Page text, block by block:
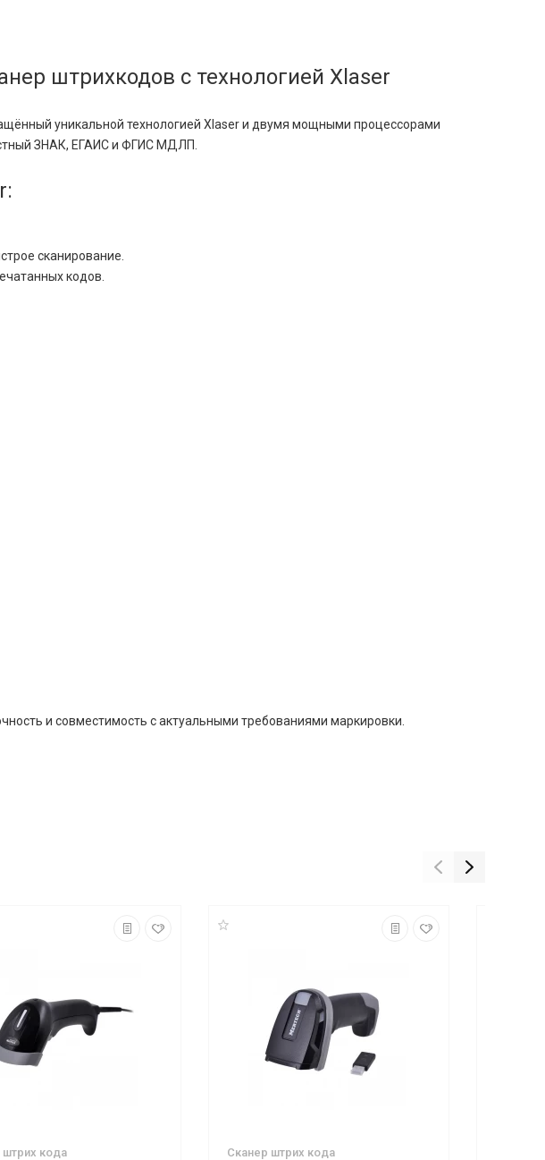
штрихкодов с технологией Xlaser
уникальной технологией Xlaser и двумя мощными процессорами
ЗНАК, ЕГАИС и ФГИС МДЛП.
сканирование.
кодов.
и совместимость с актуальными требованиями маркировки.
штрих кода Сканер штрих кода